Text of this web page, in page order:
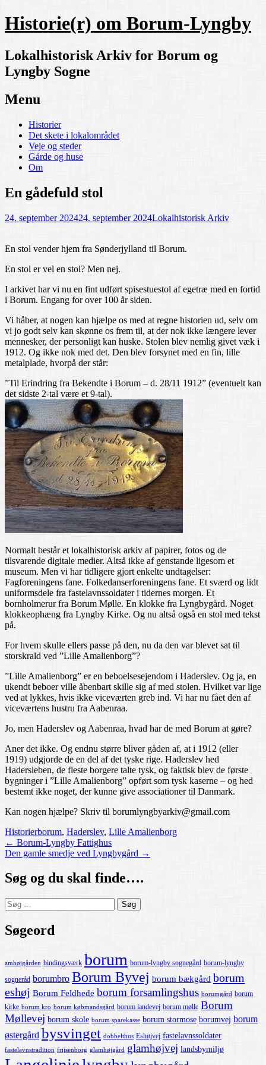
Historie(r) om Borum-Lyngby
Lokalhistorisk Arkiv for Borum og
Lyngby Sogne
Menu
Skip
content
Historier
Det skete i lokalområdet
Veje og steder
Gårde og huse
Om
En gådefuld stol
24. september 202424. september 2024Lokalhistorisk Arkiv
En stol vender hjem fra Sønderjylland til Borum.
En stol er vel en stol? Men nej.
I arkivet har vi nu en fint udført spisestuestol af egetræ med en fortid
i Borum. Engang for over 100 år siden.
Vi håber, at nogen kan hjælpe os med at regne historien ud, selv om
vi jo godt selv kan skønne os frem til, at der nok ikke længere lever
mennesker, der personligt kan huske. Stolen blev nemlig givet væk i
1912. Og ikke nok med det. Den blev forsynet med en fin, lille
metalplade, hvorpå der står:
”Til Erindring fra Bekendte i Borum – d. 28/11 1912” (eventuelt kan
det sidste 2-tal være et 9-tal).
Normalt består et lokalhistorisk arkiv af papirer, fotos og de
tilsvarende digitale medier. Altså ikke af genstande ligesom et
museum. Men vi har tidligere gjort enkelte undtagelser:
Fagforeningens fane. Folkedanserforeningens fane. Et sværd og lidt
uniformsdele fra fastelavnssoldater i tidernes morgen. Et
bornholmerur fra Borum Mølle. En klokke fra Lyngbygård. Noget
klokkeophæng fra Lyngby Kirke. Og nu altså også en stol med tekst
på.
For hvem skulle ellers passe på den, nu da den var blevet sat til
storskrald ved ”Lille Amalienborg”?
”Lille Amalienborg” er en beboelsesejendom i Haderslev. Og ja, en
ukendt beboer ville åbenbart skille sig af med stolen. Hvilket var lige
ved at lykkes, hvis ikke viceværten greb ind. Vi har nu fået den af
viceværtens hustru fra Aabenraa.
Jo, men Haderslev og Aabenraa, hvad har de med Borum at gøre?
Aner det ikke. Og endnu større bliver gåden af, at i 1912 (eller
1919) udgjorde de en del af det tyske rige. Haderslev hed
Hadersleben, de fleste borgere talte tysk, og faktisk blev de første
bygninger i ”Lille Amalienborg” opført som tysk kaserne – og hed
bestemt ikke noget, der kunne give associationer til Danmark.
Kan nogen hjælpe? Skriv til borumlyngbyarkiv@gmail.com
Historierborum, Haderslev, Lille Amalienborg
Post
navigation
← Borum-Lyngby Fattighus
Den gamle smedje ved Lyngbygård →
Søg og du skal finde….
Søg
efter:
Søgeord
amhøjgården bindingsværk borum borum-lyngby sognegård borum-lyngby
sogneråd borumbro Borum Byvej borum bækgård borum
eshøj Borum Feldhede borum forsamlingshus borumgård borum
kirke borum kro borum købmandsgård borum landevej borum mølle Borum
Møllevej borum skole borum sparekasse borum stormose borumvej borum
østergård bysvinget dobbelthus Eshøjvej fastelavnssoldater
fastelavnstradition frijsenborg glamhøjgård glamhøjvej landsbymiljø